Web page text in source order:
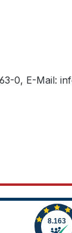
0, E-Mail: